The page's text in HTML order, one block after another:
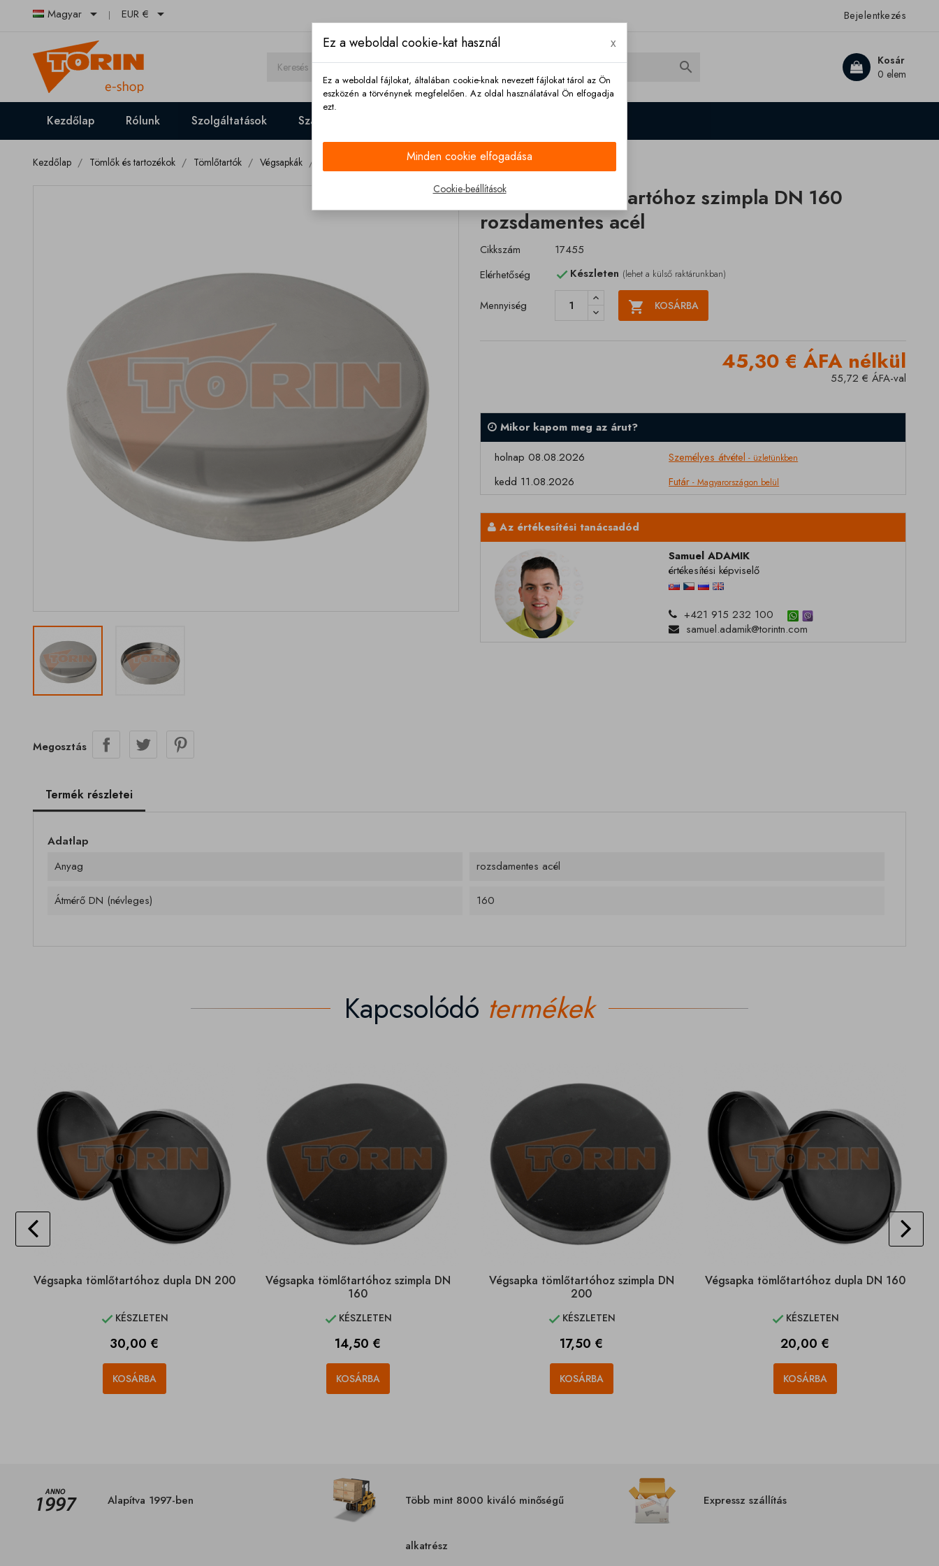
Magyar  EUR €  Bejelentkezés
Kosár
0 elem

Kezdőlap Rólunk Szolgáltatások Szállítás
Kezdőlap Tömlők és tartozékok Tömlőtartók Végsapkák Végsapka tömlőtartóhoz szimpla DN 160 rozsdamentes acél
Végsapka tömlőtartóhoz szimpla DN 160
rozsdamentes acél
Cikkszám
17455
Elérhetőség
 Készleten (lehet a külső raktárunkban)
Mennyiség  KOSÁRBA
45,30 € ÁFA nélkül
55,72 € ÁFA-val
Mikor kapom meg az árut?
holnap 08.08.2026
Személyes átvétel - üzletünkben
kedd 11.08.2026 Futár - Magyarországon belül
Az értékesítési tanácsadód
Samuel ADAMIK
értékesítési képviselő
+421 915 232 100
samuel.adamik@torintn.com
Megosztás
Termék részletei
Adatlap
Anyag
rozsdamentes acél
Átmérő DN (névleges) 160
Kapcsolódó termékek
Végsapka tömlőtartóhoz dupla DN 200
 KÉSZLETEN
Ár
30,00 €
KOSÁRBA
Végsapka tömlőtartóhoz szimpla DN
160
 KÉSZLETEN
Ár
14,50 €
KOSÁRBA
Végsapka tömlőtartóhoz szimpla DN
200
 KÉSZLETEN
Ár
17,50 €
KOSÁRBA
Végsapka tömlőtartóhoz dupla DN 160
 KÉSZLETEN
Ár
20,00 €
KOSÁRBA
Alapítva 1997-ben Több mint 8000 kiváló minőségű
alkatrész
Expressz szállítás
Ez a weboldal cookie-kat használ x
Ez a weboldal fájlokat, általában cookie-knak nevezett fájlokat tárol az Ön
eszközén a törvénynek megfelelően. Az oldal használatával Ön elfogadja
ezt.
Minden cookie elfogadása
Cookie-beállítások